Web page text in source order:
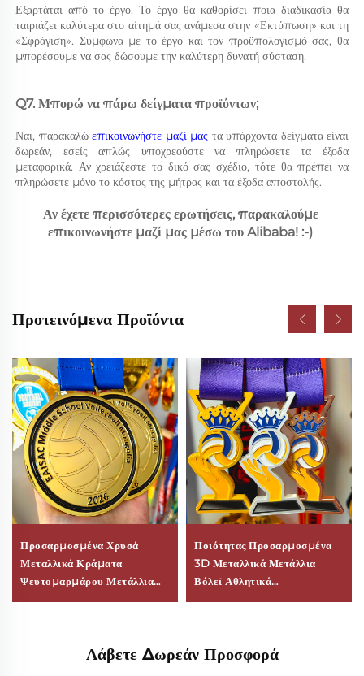
Εξαρτάται από το έργο. Το έργο θα καθορίσει ποια διαδικασία θα
ταιριάζει καλύτερα στο αίτημά σας ανάμεσα στην «Εκτύπωση» και τη
«Σφράγιση». Σύμφωνα με το έργο και τον προϋπολογισμό σας, θα
μπορέσουμε να σας δώσουμε την καλύτερη δυνατή σύσταση.
Q7. Μπορώ να πάρω δείγματα προϊόντων;
Ναι, παρακαλώ επικοινωνήστε μαζί μας τα υπάρχοντα δείγματα είναι
δωρεάν, εσείς απλώς υποχρεούστε να πληρώσετε τα έξοδα
μεταφορικά. Αν χρειάζεστε το δικό σας σχέδιο, τότε θα πρέπει να
πληρώσετε μόνο το κόστος της μήτρας και τα έξοδα αποστολής.
Αν έχετε περισσότερες ερωτήσεις, παρακαλούμε
επικοινωνήστε μαζί μας μέσω του Alibaba! :-)
Προτεινόμενα Προϊόντα
Προσαρμοσμένα Χρυσά
Μεταλλικά Κράματα
Ψευτομαρμάρου Μετάλλια
Λογότυπο Προσωποποίηση
Ποιότητας Προσαρμοσμένα
3D Μεταλλικά Μετάλλια
Βόλεϊ Αθλητικά
Ψευδαργύρου
Λάβετε Δωρεάν Προσφορά